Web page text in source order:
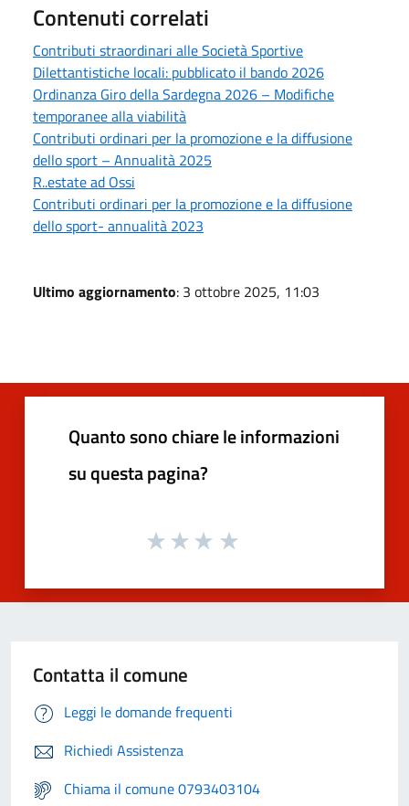
Contenuti correlati
Contributi straordinari alle Società Sportive
Dilettantistiche locali: pubblicato il bando 2026
Ordinanza Giro della Sardegna 2026 – Modifiche
temporanee alla viabilità
Contributi ordinari per la promozione e la diffusione
dello sport – Annualità 2025
R..estate ad Ossi
Contributi ordinari per la promozione e la diffusione
dello sport- annualità 2023
Ultimo aggiornamento: 3 ottobre 2025, 11:03
Quanto sono chiare le informazioni
su questa pagina?
Contatta il comune
Leggi le domande frequenti
Richiedi Assistenza
Chiama il comune 0793403104